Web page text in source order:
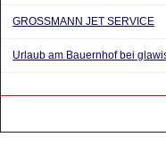
GROSSMANN JET SERVICE
Urlaub am Bauernhof bei